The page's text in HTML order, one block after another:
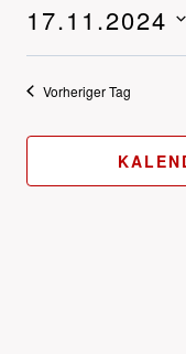
17.
2024
17.11.2024
Datum
wählen.
Vorheriger Tag